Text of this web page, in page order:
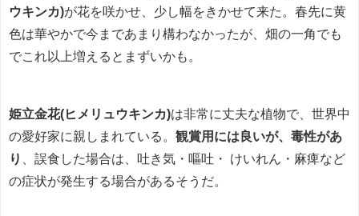
ウキンカ)が花を咲かせ、少し幅をきかせて来た。春先に黄
色は華やかで今まであまり構わなかったが、畑の一角でも
でこれ以上増えるとまずいかも。
姫立金花(ヒメリュウキンカ)は非常に丈夫な植物で、世界中
の愛好家に親しまれている。 観賞用には良いが、毒性があ
り
、誤食した場合は、吐き気・嘔吐・ けいれん・麻痺など
の症状が発生する場合があるそうだ。